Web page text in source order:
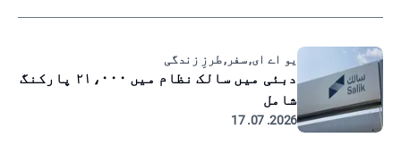
یو اے ای, سفر, طرزِ زندگی
دبئی میں سالک نظام میں ۲۱،۰۰۰ پارکنگ
شامل
2026. 07. 17